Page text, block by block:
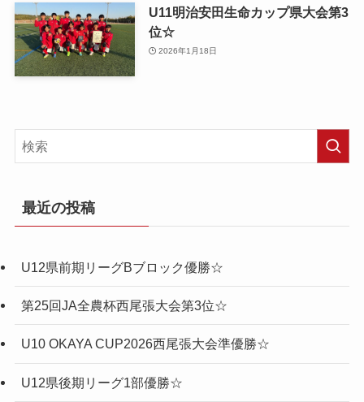
U11明治安田生命カップ県大会第3
位☆
2026年1月18日
最近の投稿
U12県前期リーグBブロック優勝☆
第25回JA全農杯西尾張大会第3位☆
U10 OKAYA CUP2026西尾張大会準優勝☆
U12県後期リーグ1部優勝☆